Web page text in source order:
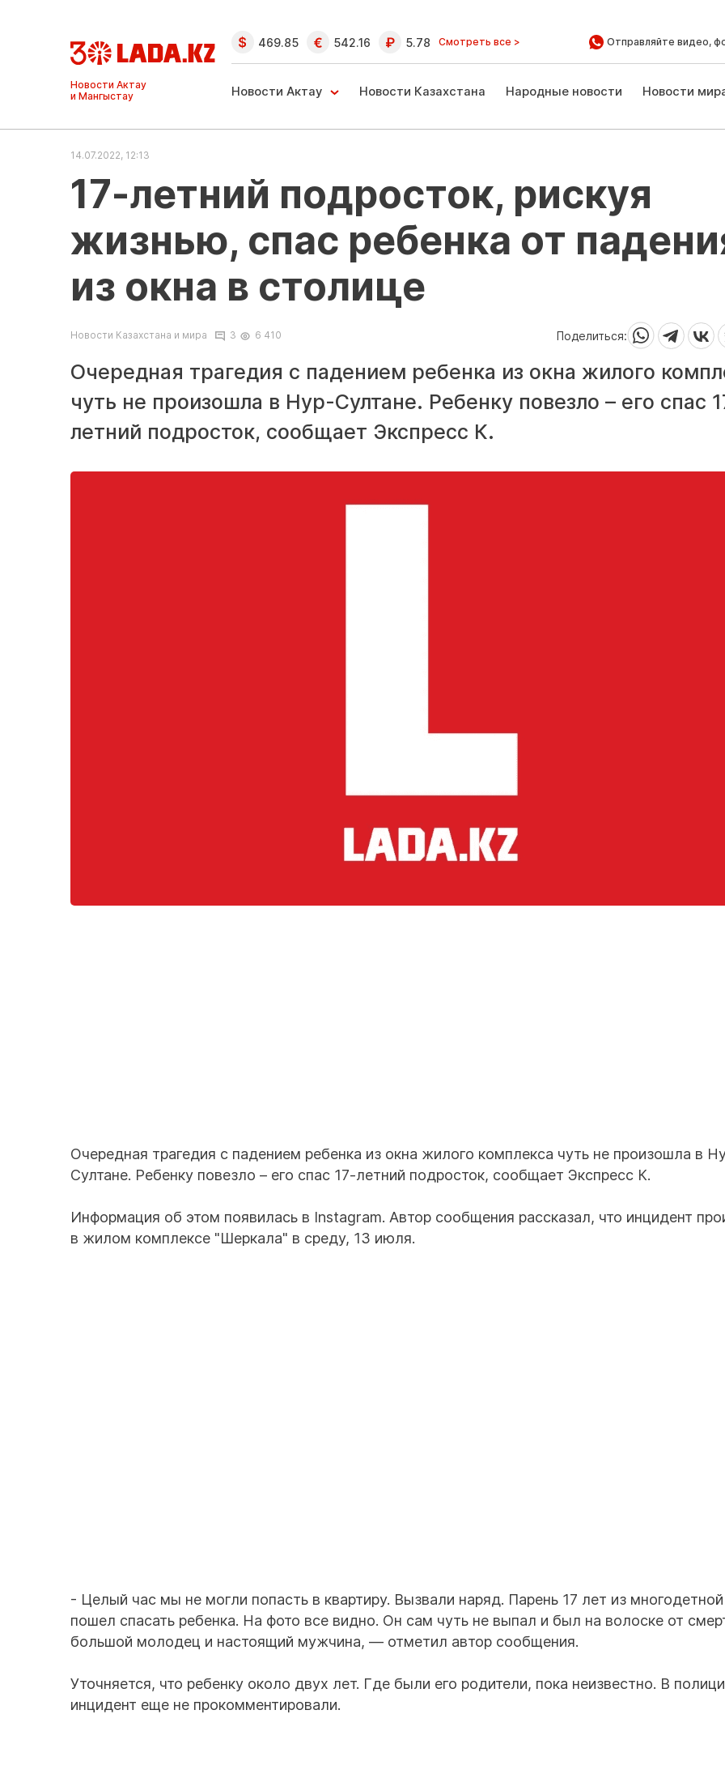
Ақтау және
Манғыстау
жаңалықтары
469.85 542.16 5.78 Смотреть все > Отправляйте видео,
Новости Актау Новости Казахстана Народные новости Новости
14.07.2022, 12:13
17-летний подросток, рискуя
жизнью, спас ребенка от
из окна в столице
Новости Казахстана и мира 3 6 410 Поделиться:
Очередная трагедия с падением ребенка из окна жилого
чуть не произошла в Нур-Султане. Ребенку повезло – его спас
летний подросток, сообщает Экспресс К.
Очередная трагедия с падением ребенка из окна жилого комплекса чуть не произошла в
Султане. Ребенку повезло – его спас 17-летний подросток, сообщает Экспресс К.
Информация об этом появилась в Instagram. Автор сообщения рассказал, что инцидент
в жилом комплексе "Шеркала" в среду, 13 июля.
- Целый час мы не могли попасть в квартиру. Вызвали наряд. Парень 17 лет из
пошел спасать ребенка. На фото все видно. Он сам чуть не выпал и был на волоске от
большой молодец и настоящий мужчина, — отметил автор сообщения.
Уточняется, что ребенку около двух лет. Где были его родители, пока неизвестно. В
инцидент еще не прокомментировали.